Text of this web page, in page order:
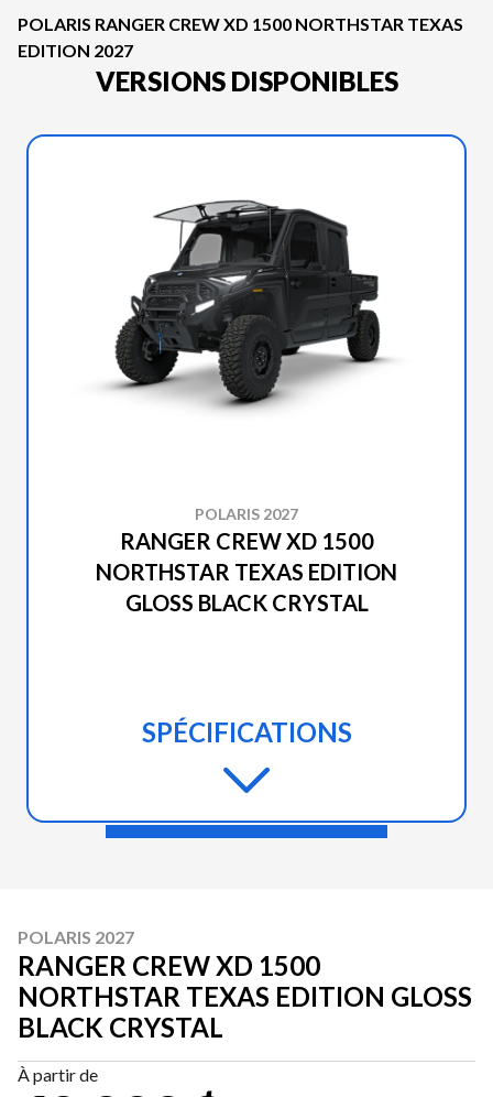
POLARIS RANGER CREW XD 1500 NORTHSTAR TEXAS
EDITION 2027
VERSIONS DISPONIBLES
POLARIS 2027
RANGER CREW XD 1500
NORTHSTAR TEXAS EDITION
GLOSS BLACK CRYSTAL
SPÉCIFICATIONS
POLARIS 2027
RANGER CREW XD 1500
NORTHSTAR TEXAS EDITION GLOSS
BLACK CRYSTAL
À partir de